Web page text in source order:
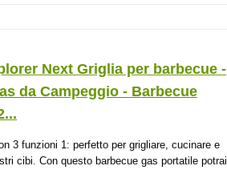
Next Griglia per barbecue -
da Campeggio - Barbecue
3 funzioni 1: perfetto per grigliare, cucinare e
cibi. Con questo barbecue gas portatile potrai